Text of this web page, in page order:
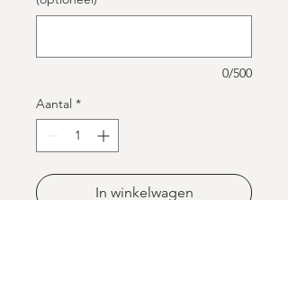
0/500
Aantal *
In winkelwagen